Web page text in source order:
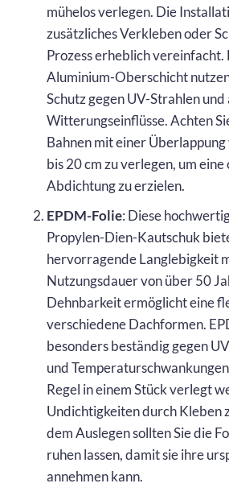
mühelos verlegen. Die
zusätzliches Verkleben oder
Prozess erheblich vereinfacht.
Aluminium-Oberschicht
Schutz gegen UV-Strahlen
Witterungseinflüsse. Achten
Bahnen mit einer
bis 20 cm zu verlegen, um
Abdichtung zu erzielen.
EPDM-Folie: Diese
Propylen-Dien-Kautschuk
hervorragende Langlebigkeit
Nutzungsdauer von über 50
Dehnbarkeit ermöglicht eine
verschiedene Dachformen.
besonders beständig gegen
und
Regel in einem Stück verlegt
Undichtigkeiten durch Kleben
dem Auslegen sollten Sie die
ruhen lassen, damit sie ihre
annehmen kann.